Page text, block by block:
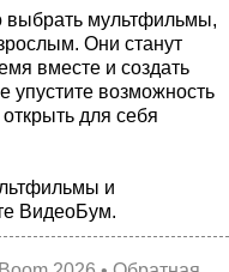
выбрать мультфильмы,
Они станут
вместе и создать
возможность
для себя
и
ВидеоБум.